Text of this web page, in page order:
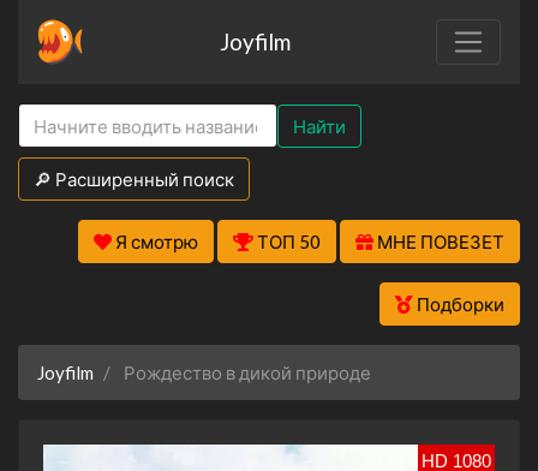
Joyfilm
Найти
🔎 Расширенный поиск
Я смотрю ТОП 50 МНЕ ПОВЕЗЕТ
Подборки
Joyfilm Рождество в дикой природе
HD 1080